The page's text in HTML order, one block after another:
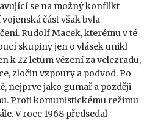
se na možný konflikt
vojenská část však byla
Rudolf Macek, kterému v té
skupiny jen o vlásek unikl
k 22 letům vězení za velezradu,
zločin vzpoury a podvod. Po
nejprve jako gumař a později
Proti komunistickému režimu
V roce 1968 předsedal